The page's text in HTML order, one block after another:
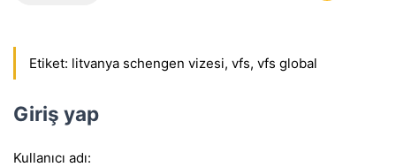
Etiket: litvanya schengen vizesi, vfs, vfs global
Giriş yap
Kullanıcı adı: